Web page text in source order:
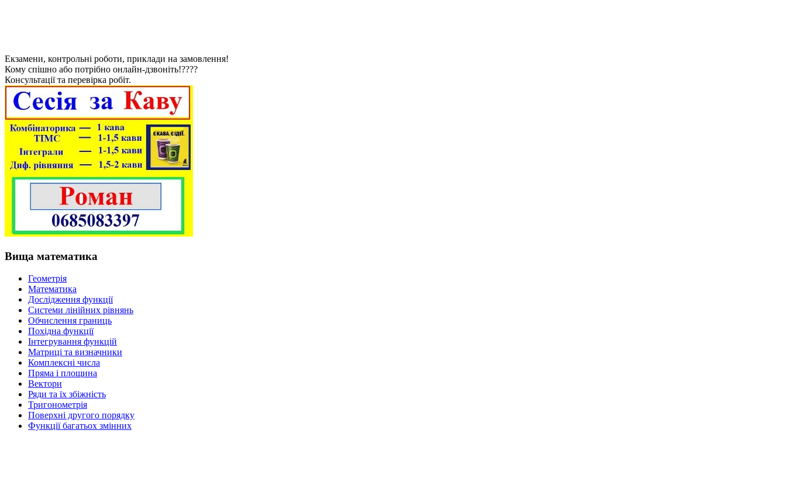
Екзамени, контрольні роботи, приклади на замовлення!
Кому спішно або потрібно онлайн-дзвоніть!????
Консультації та перевірка робіт.
Вища математика
Геометрія
Математика
Дослідження функції
Системи лінійних рівнянь
Обчислення границь
Похідна функції
Інтегрування функцій
Матриці та визначники
Комплексні числа
Пряма і площина
Вектори
Ряди та їх збіжність
Тригонометрія
Поверхні другого порядку
Функції багатьох змінних